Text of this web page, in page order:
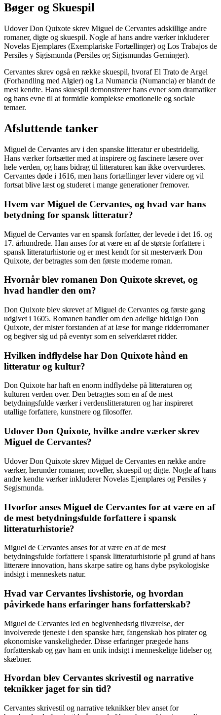
Bøger og Skuespil
Udover Don Quixote skrev Miguel de Cervantes adskillige andre
romaner, digte og skuespil. Nogle af hans andre værker inkluderer
Novelas Ejemplares (Exemplariske Fortællinger) og Los Trabajos de
Persiles y Sigismunda (Persiles og Sigismundas Gerninger).
Cervantes skrev også en række skuespil, hvoraf El Trato de Argel
(Forhandling med Algier) og La Numancia (Numancia) er blandt de
mest kendte. Hans skuespil demonstrerer hans evner som dramatiker
og hans evne til at formidle komplekse emotionelle og sociale
temaer.
Afsluttende tanker
Miguel de Cervantes arv i den spanske litteratur er ubestridelig.
Hans værker fortsætter med at inspirere og fascinere læsere over
hele verden, og hans bidrag til litteraturen kan ikke overvurderes.
Cervantes døde i 1616, men hans fortællinger lever videre og vil
fortsat blive læst og studeret i mange generationer fremover.
Hvem var Miguel de Cervantes, og hvad var hans
betydning for spansk litteratur?
Miguel de Cervantes var en spansk forfatter, der levede i det 16. og
17. århundrede. Han anses for at være en af de største forfattere i
spansk litteraturhistorie og er mest kendt for sit mesterværk Don
Quixote, der betragtes som den første moderne roman.
Hvornår blev romanen Don Quixote skrevet, og
hvad handler den om?
Don Quixote blev skrevet af Miguel de Cervantes og første gang
udgivet i 1605. Romanen handler om den adelige hidalgo Don
Quixote, der mister forstanden af at læse for mange ridderromaner
og begiver sig ud på eventyr som en selverklæret ridder.
Hvilken indflydelse har Don Quixote hånd en
litteratur og kultur?
Don Quixote har haft en enorm indflydelse på litteraturen og
kulturen verden over. Den betragtes som en af de mest
betydningsfulde værker i verdenslitteraturen og har inspireret
utallige forfattere, kunstnere og filosoffer.
Udover Don Quixote, hvilke andre værker skrev
Miguel de Cervantes?
Udover Don Quixote skrev Miguel de Cervantes en række andre
værker, herunder romaner, noveller, skuespil og digte. Nogle af hans
andre kendte værker inkluderer Novelas Ejemplares og Persiles y
Segismunda.
Hvorfor anses Miguel de Cervantes for at være en af
de mest betydningsfulde forfattere i spansk
litteraturhistorie?
Miguel de Cervantes anses for at være en af de mest
betydningsfulde forfattere i spansk litteraturhistorie på grund af hans
litterære innovation, hans skarpe satire og hans dybe psykologiske
indsigt i menneskets natur.
Hvad var Cervantes livshistorie, og hvordan
påvirkede hans erfaringer hans forfatterskab?
Miguel de Cervantes led en begivenhedsrig tilværelse, der
involverede tjeneste i den spanske hær, fangenskab hos pirater og
økonomiske vanskeligheder. Disse erfaringer prægede hans
forfatterskab og gav ham en unik indsigt i menneskelige lidelser og
skæbner.
Hvordan blev Cervantes skrivestil og narrative
teknikker jaget for sin tid?
Cervantes skrivestil og narrative teknikker blev anset for